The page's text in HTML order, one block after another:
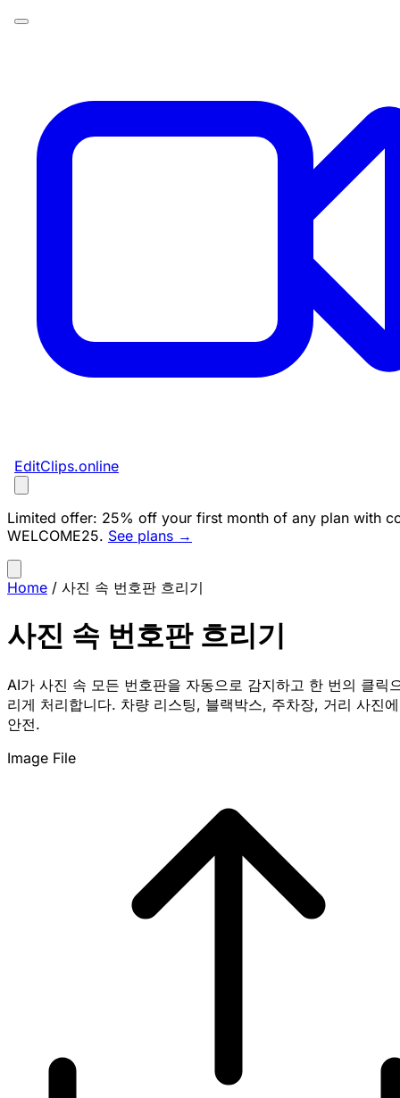
EditClips.online
Limited offer: 25% off your first month of any plan with
WELCOME25. See plans →
Home / 사진 속 번호판 흐리기
사진 속 번호판 흐리기
AI가 사진 속 모든 번호판을 자동으로 감지하고 한 번의 클릭
리게 처리합니다. 차량 리스팅, 블랙박스, 주차장, 거리 사진
안전.
Image File